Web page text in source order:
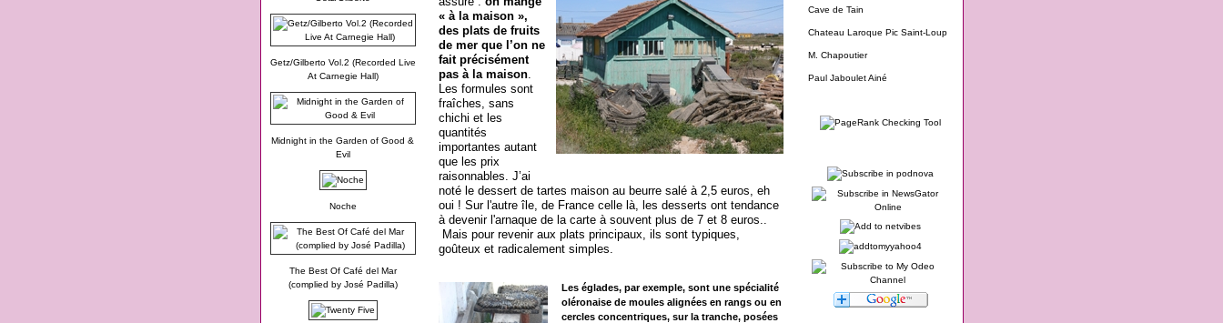
Getz/Gilberto Vol.2 (Recorded Live
At Carnegie Hall)
Midnight in the Garden of Good &
Evil
Noche
The Best Of Café del Mar
(complied by José Padilla)
Cave de Tain
Chateau Laroque Pic Saint-Loup
M. Chapoutier
Paul Jaboulet Ainé
« à la maison »,
des plats de fruits
de mer que l’on ne
fait précisément
pas à la maison.
Les formules sont
fraîches, sans
chichi et les
quantités
importantes autant
que les prix
raisonnables. J’ai
noté le dessert de tartes maison au beurre salé à 2,5 euros, eh
oui ! Sur l'autre île, de France celle là, les desserts ont tendance
à devenir l'arnaque de la carte à souvent plus de 7 et 8 euros..
Mais pour revenir aux plats principaux, ils sont typiques,
goûteux et radicalement simples.
Les églades, par exemple, sont une spécialité
oléronaise de moules alignées en rangs ou en
cercles concentriques, sur la tranche, posées